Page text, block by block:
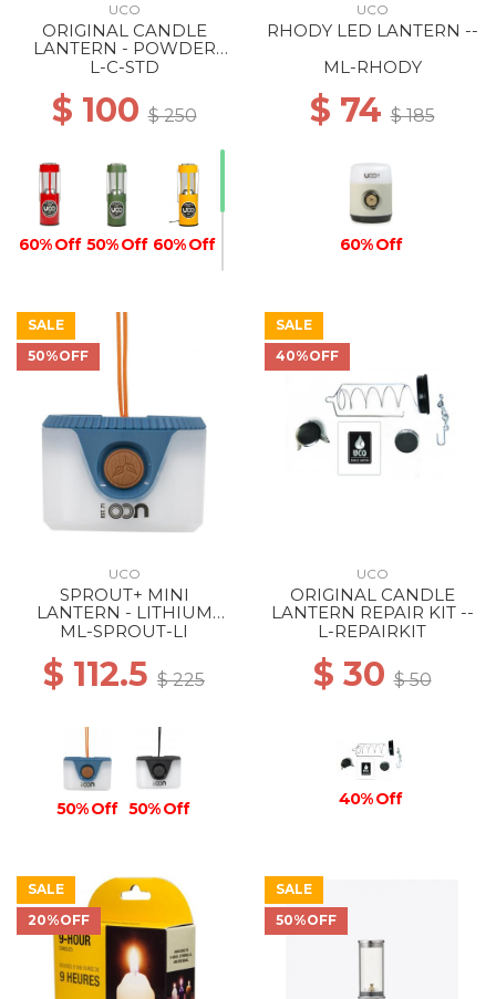
UCO
ORIGINAL CANDLE
LANTERN - POWDER
COATED RED
L-C-STD
$ 100$ 250
60% Off 50% Off 60% Off
60% Off
UCO
RHODY LED LANTERN --
ML-RHODY
$ 74$ 185
60% Off
SALE
50%OFF
UCO
SPROUT+ MINI
LANTERN - LITHIUM
RECHARGEABLE BLUE
ML-SPROUT-LI
$ 112.5 $ 225
50% Off 50% Off
SALE
40%OFF
UCO
ORIGINAL CANDLE
LANTERN REPAIR KIT --
L-REPAIRKIT
$ 30$ 50
40% Off
SALE
20%OFF
SALE
50%OFF